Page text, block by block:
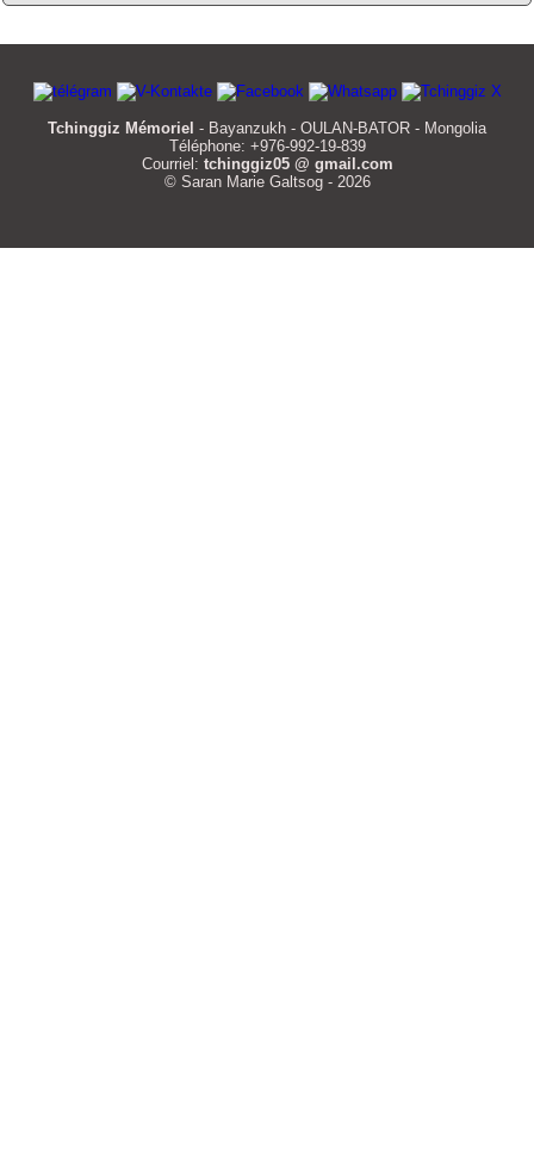
Tchinggiz Mémoriel - Bayanzukh - OULAN-BATOR - Mongolia
Téléphone: +976-992-19-839
Courriel: tchinggiz05 @ gmail.com
© Saran Marie Galtsog - 2026